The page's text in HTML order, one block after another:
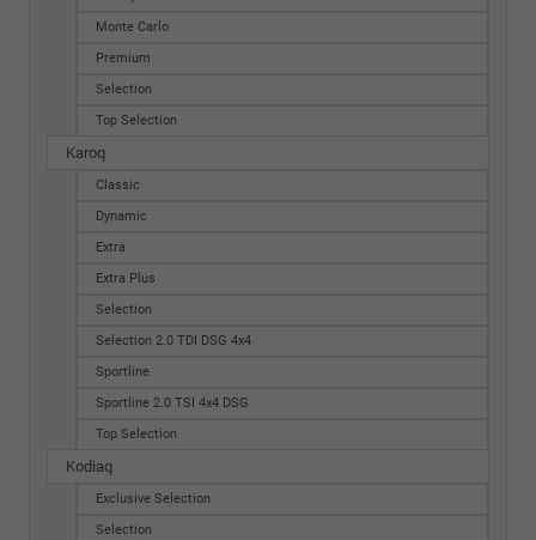
Monte Carlo
Premium
Selection
Top Selection
Karoq
Classic
Dynamic
Extra
Extra Plus
Selection
Selection 2.0 TDI DSG 4x4
Sportline
Sportline 2.0 TSI 4x4 DSG
Top Selection
Kodiaq
Exclusive Selection
Selection